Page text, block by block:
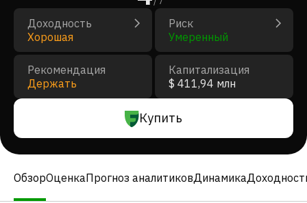
Доходность
Хорошая
Риск
Умеренный
Рекомендация
Держать
Капитализация
$ 411,94 млн
Купить
ОбзорОценкаПрогноз аналитиковДинамика